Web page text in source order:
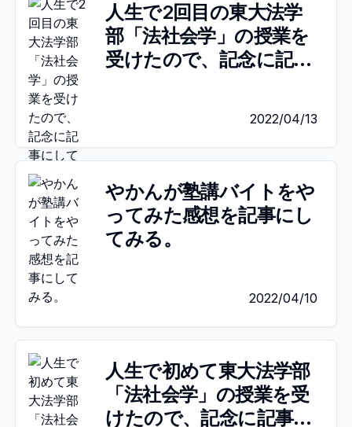
人生で2回目の東大法学
部「法社会学」の授業を
受けたので、記念に記事
2022/04/13
やかんが塾講バイトをや
ってみた感想を記事にし
てみる。
2022/04/10
人生で初めて東大法学部
「法社会学」の授業を受
けたので、記念に記事に